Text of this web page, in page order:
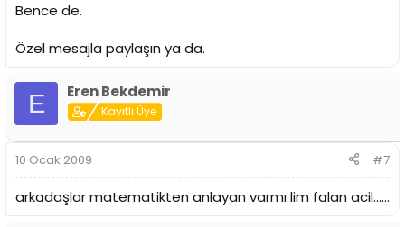
Bence de.
Özel mesajla paylaşın ya da.
E Eren Bekdemir
Kayıtlı Üye
10 Ocak 2009 #7
arkadaşlar matematikten anlayan varmı lim falan acil......